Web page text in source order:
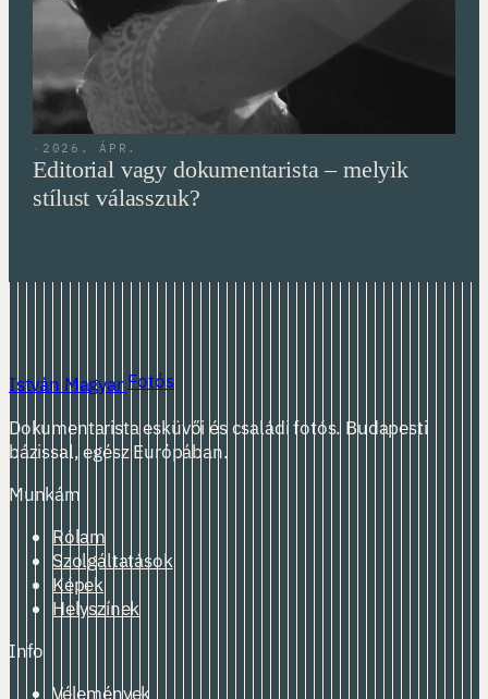
· 2026. ÁPR.
Editorial vagy dokumentarista – melyik
stílust válasszuk?
István MagyarFotós
Dokumentarista esküvői és családi fotós. Budapesti
bázissal, egész Európában.
Munkám
Rólam
Szolgáltatások
Képek
Helyszínek
Info
Vélemények